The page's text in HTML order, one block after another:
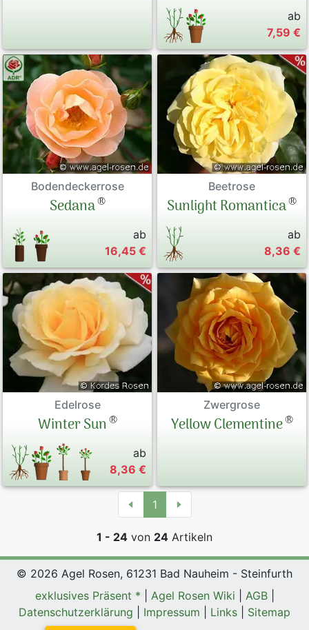
ab
7,59 €
Bodendeckerrose
Sedana®
ab
16,45 €
Beetrose
Sunlight Romantica®
ab
8,36 €
Edelrose
Winter Sun®
ab
8,36 €
Zwergrose
Yellow Clementine®
1
1 - 24 von 24 Artikeln
© 2026 Agel Rosen, 61231 Bad Nauheim - Steinfurth
exklusives Präsent *
Agel Rosen Wiki AGB|
Datenschutzerklärung
Impressum Links Sitemap